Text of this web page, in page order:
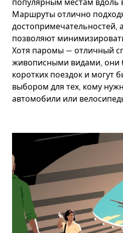
популярным местам вдоль
Маршруты отлично
достопримечательностей,
позволяют
Хотя паромы — отличный
живописными видами, они
коротких поездок и могут
выбором для тех, кому
автомобили или